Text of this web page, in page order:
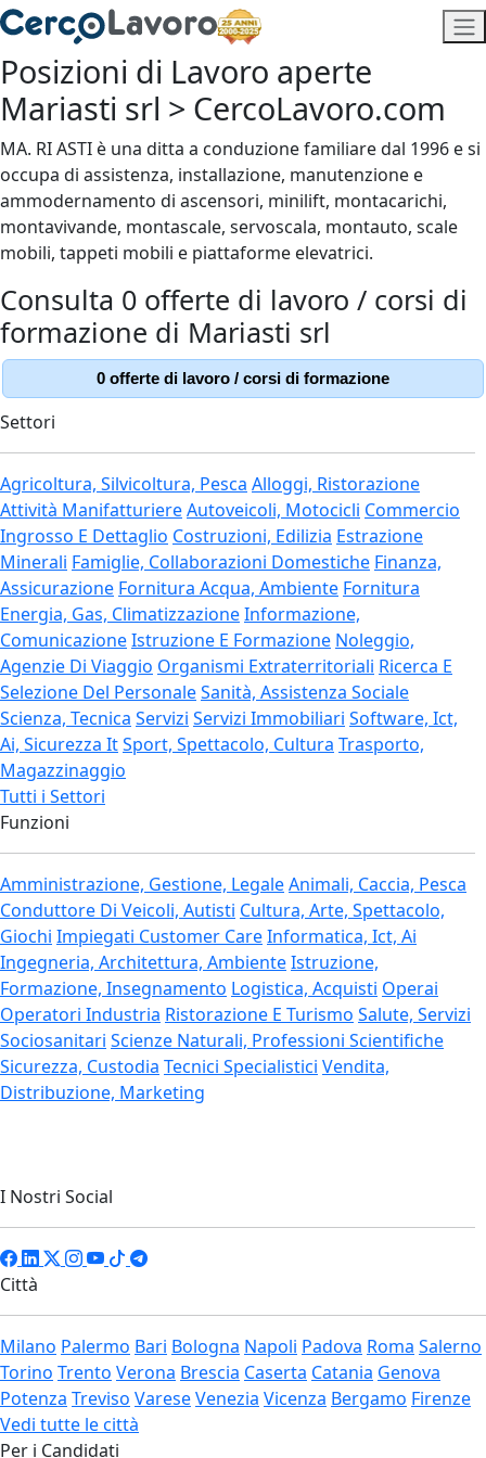
Posizioni di Lavoro aperte
Mariasti srl > CercoLavoro.com
MA. RI ASTI è una ditta a conduzione familiare dal 1996 e si
occupa di assistenza, installazione, manutenzione e
ammodernamento di ascensori, minilift, montacarichi,
montavivande, montascale, servoscala, montauto, scale
mobili, tappeti mobili e piattaforme elevatrici.
Consulta 0 offerte di lavoro / corsi di
formazione di Mariasti srl
0 offerte di lavoro / corsi di formazione
Settori
Agricoltura, Silvicoltura, Pesca Alloggi, Ristorazione
Attività ManifatturiereAutoveicoli, Motocicli Commercio
Ingrosso E Dettaglio Costruzioni, Edilizia Estrazione
Minerali Famiglie, Collaborazioni Domestiche Finanza,
Assicurazione Fornitura Acqua, Ambiente Fornitura
Energia, Gas, ClimatizzazioneInformazione,
ComunicazioneIstruzione E Formazione Noleggio,
Agenzie Di Viaggio Organismi Extraterritoriali Ricerca E
Selezione Del PersonaleSanità, Assistenza Sociale
Scienza, Tecnica Servizi Servizi Immobiliari Software, Ict,
Ai, Sicurezza ItSport, Spettacolo, Cultura Trasporto,
Magazzinaggio
Tutti i Settori
Funzioni
Amministrazione, Gestione, LegaleAnimali, Caccia, Pesca
Conduttore Di Veicoli, Autisti Cultura, Arte, Spettacolo,
Giochi Impiegati Customer CareInformatica, Ict, Ai
Ingegneria, Architettura, AmbienteIstruzione,
Formazione, Insegnamento Logistica, Acquisti Operai
Operatori Industria Ristorazione E Turismo Salute, Servizi
Sociosanitari Scienze Naturali, Professioni Scientifiche
Sicurezza, Custodia Tecnici Specialistici Vendita,
Distribuzione, Marketing
I Nostri Social
Città
Milano Palermo Bari Bologna Napoli Padova Roma Salerno
Torino Trento Verona Brescia Caserta Catania Genova
Potenza Treviso VareseVenezia Vicenza Bergamo Firenze
Vedi tutte le città
Per i Candidati